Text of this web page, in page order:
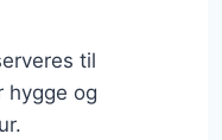
til
hygge og